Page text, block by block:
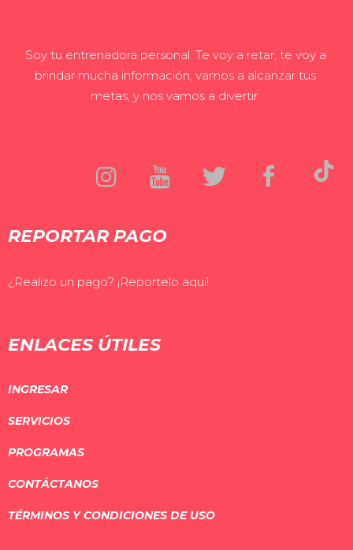
Soy tu entrenadora personal. Te voy a retar, te voy a
brindar mucha información, vamos a alcanzar tus
metas, y nos vamos a divertir.
REPORTAR PAGO
¿Realizo un pago? ¡Reportelo aquí!
ENLACES ÚTILES
INGRESAR
SERVICIOS
PROGRAMAS
CONTÁCTANOS
TÉRMINOS Y CONDICIONES DE USO